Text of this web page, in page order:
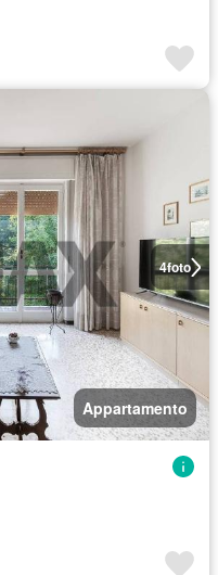
4foto
Appartamento